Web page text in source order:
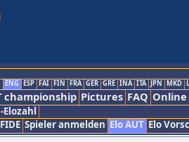
ENG ESP FAI FIN FRA GER GRE INA ITA JPN MKD
championship Pictures FAQ
FIDE Spieler anmelden Elo AUT Elo